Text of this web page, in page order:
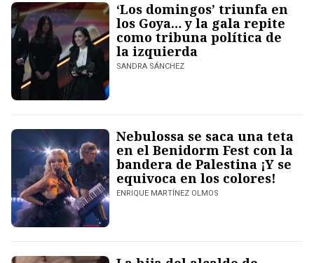
‘Los domingos’ triunfa en
los Goya… y la gala repite
como tribuna política de
la izquierda
SANDRA SÁNCHEZ
Nebulossa se saca una teta
en el Benidorm Fest con la
bandera de Palestina ¡Y se
equivoca en los colores!
ENRIQUE MARTÍNEZ OLMOS